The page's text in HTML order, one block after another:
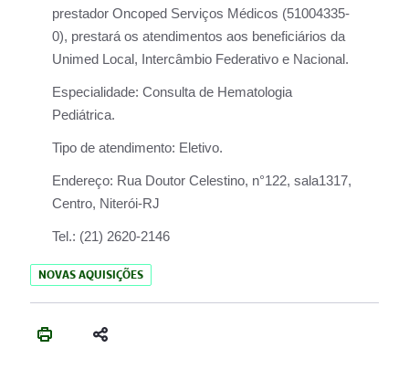
prestador Oncoped Serviços Médicos (51004335-
0), prestará os atendimentos aos beneficiários da
Unimed Local, Intercâmbio Federativo e Nacional.
Especialidade: Consulta de Hematologia
Pediátrica.
Tipo de atendimento: Eletivo.
Endereço: Rua Doutor Celestino, n°122, sala1317,
Centro, Niterói-RJ
Tel.: (21) 2620-2146
NOVAS AQUISIÇÕES